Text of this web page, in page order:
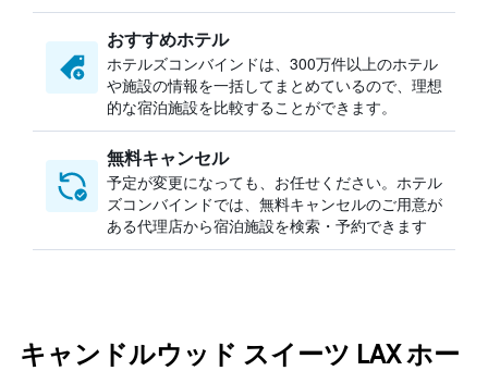
おすすめホテル
ホテルズコンバインドは、300万件以上のホテル
や施設の情報を一括してまとめているので、理想
的な宿泊施設を比較することができます。
無料キャンセル
予定が変更になっても、お任せください。ホテル
ズコンバインドでは、無料キャンセルのご用意が
ある代理店から宿泊施設を検索・予約できます
キャンドルウッド スイーツ LAX ホー